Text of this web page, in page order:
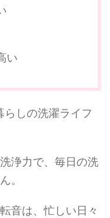
い
しの洗濯ライフ
浄力で、毎日の洗
。
音は、忙しい日々